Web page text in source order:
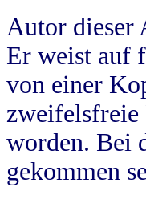
Autor dieser
Er weist auf
von einer
worden. Bei
gekommen